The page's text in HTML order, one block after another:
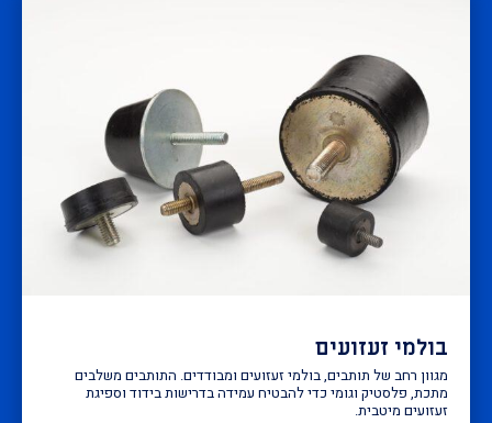
בולמי זעזועים
מגוון רחב של תותבים, בולמי זעזועים ומבודדים. התותבים משלבים
מתכת, פלסטיק וגומי כדי להבטיח עמידה בדרישות בידוד וספיגת
זעזועים מיטבית.